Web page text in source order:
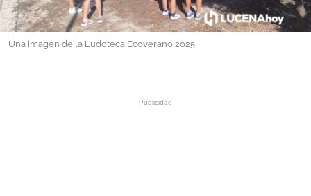
NECROLÓGICAS
GALERÍAS
Una imagen de la Ludoteca Ecoverano 2025